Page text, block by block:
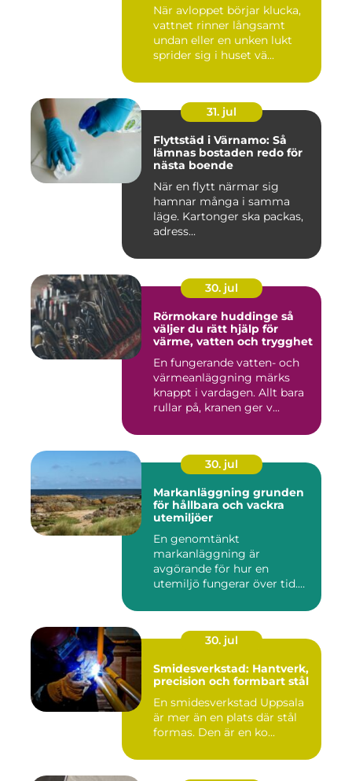
När avloppet börjar klucka,
vattnet rinner långsamt
undan eller en unken lukt
sprider sig i huset vä...
31. jul
Flyttstäd i Värnamo: Så
lämnas bostaden redo för
nästa boende
När en flytt närmar sig
hamnar många i samma
läge. Kartonger ska packas,
adress...
30. jul
Rörmokare huddinge så
väljer du rätt hjälp för
värme, vatten och trygghet
En fungerande vatten- och
värmeanläggning märks
knappt i vardagen. Allt bara
rullar på, kranen ger v...
30. jul
Markanläggning grunden
för hållbara och vackra
utemiljöer
En genomtänkt
markanläggning är
avgörande för hur en
utemiljö fungerar över tid.
30. jul
Smidesverkstad: Hantverk,
precision och formbart stål
En smidesverkstad Uppsala
är mer än en plats där stål
formas. Den är en ko...